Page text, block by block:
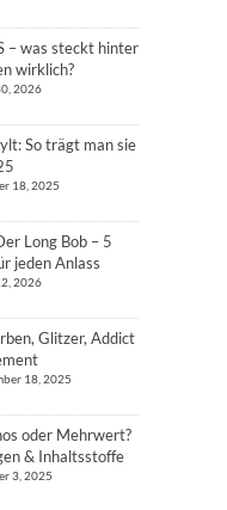
– was steckt hinter
wirklich?
2026
So trägt man sie
18, 2025
Long Bob – 5
jeden Anlass
2026
Glitzer, Addict
18, 2025
oder Mehrwert?
& Inhaltsstoffe
3, 2025